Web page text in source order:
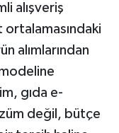
alışveriş
ortalamasındaki
alımlarından
gıda e-
değil, bütçe